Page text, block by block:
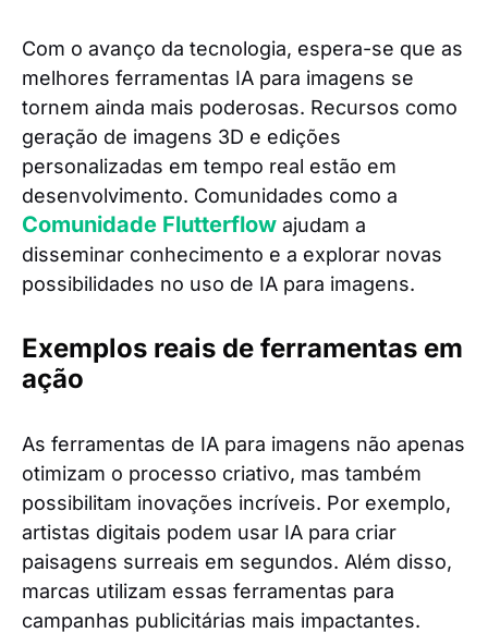
Com o avanço da tecnologia, espera-se que as
melhores ferramentas IA para imagens se
tornem ainda mais poderosas. Recursos como
geração de imagens 3D e edições
personalizadas em tempo real estão em
desenvolvimento. Comunidades como a
Comunidade Flutterflow ajudam a
disseminar conhecimento e a explorar novas
possibilidades no uso de IA para imagens.
Exemplos reais de ferramentas em
ação
As ferramentas de IA para imagens não apenas
otimizam o processo criativo, mas também
possibilitam inovações incríveis. Por exemplo,
artistas digitais podem usar IA para criar
paisagens surreais em segundos. Além disso,
marcas utilizam essas ferramentas para
campanhas publicitárias mais impactantes.